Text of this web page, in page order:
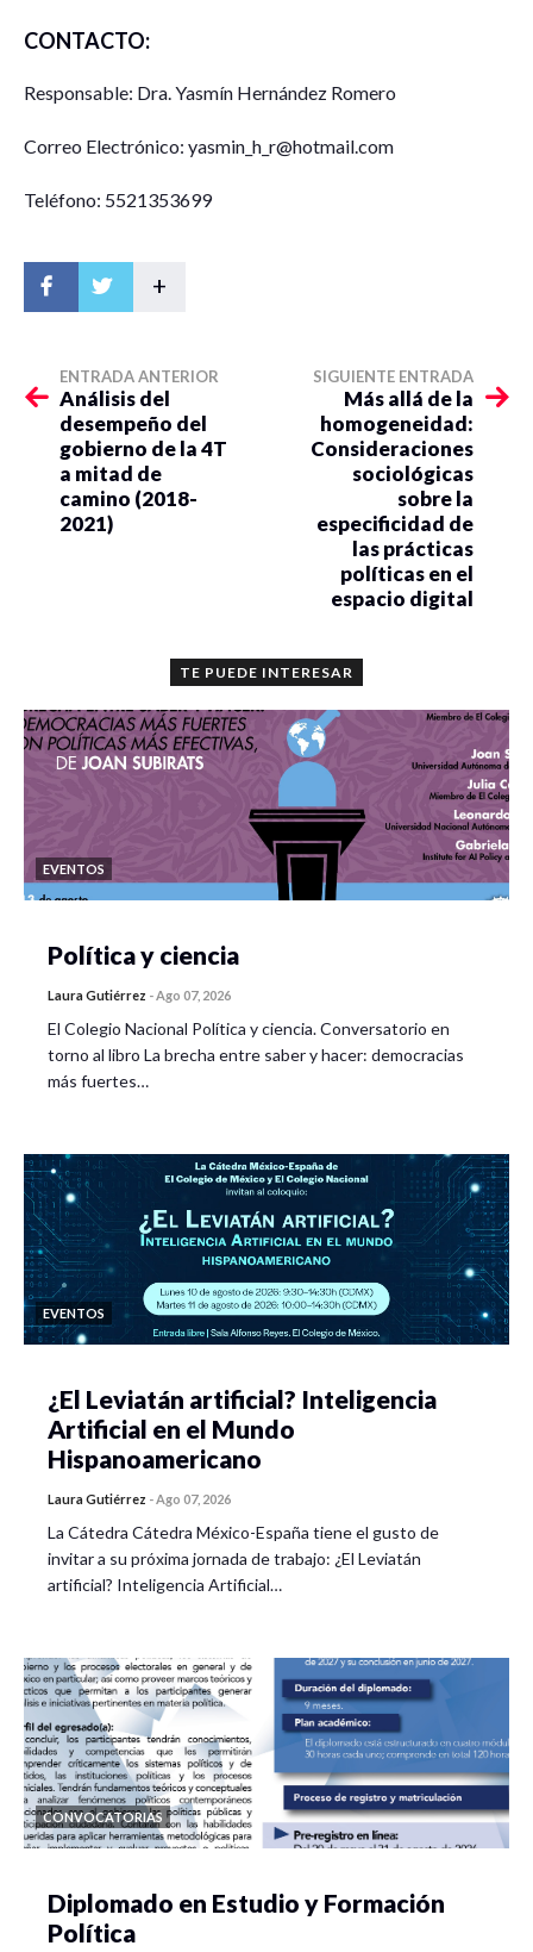
CONTACTO:
Responsable: Dra. Yasmín Hernández Romero
Correo Electrónico: yasmin_h_r@hotmail.com
Teléfono: 5521353699
+
ENTRADA ANTERIOR
Análisis del
desempeño del
gobierno de la 4T
a mitad de
camino (2018-
2021)
SIGUIENTE ENTRADA
Más allá de la
homogeneidad:
Consideraciones
sociológicas
sobre la
especificidad de
las prácticas
políticas en el
espacio digital
TE PUEDE INTERESAR
EVENTOS
Política y ciencia
Laura Gutiérrez -Ago 07, 2026
El Colegio Nacional Política y ciencia. Conversatorio en
torno al libro La brecha entre saber y hacer: democracias
más fuertes…
EVENTOS
¿El Leviatán artificial? Inteligencia
Artificial en el Mundo
Hispanoamericano
Laura Gutiérrez -Ago 07, 2026
La Cátedra Cátedra México-España tiene el gusto de
invitar a su próxima jornada de trabajo: ¿El Leviatán
artificial? Inteligencia Artificial…
CONVOCATORIAS
Diplomado en Estudio y Formación
Política